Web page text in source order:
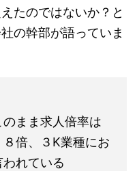
たのではないか？と
の幹部が語っていま
まま求人倍率は
倍、３K業種にお
れている